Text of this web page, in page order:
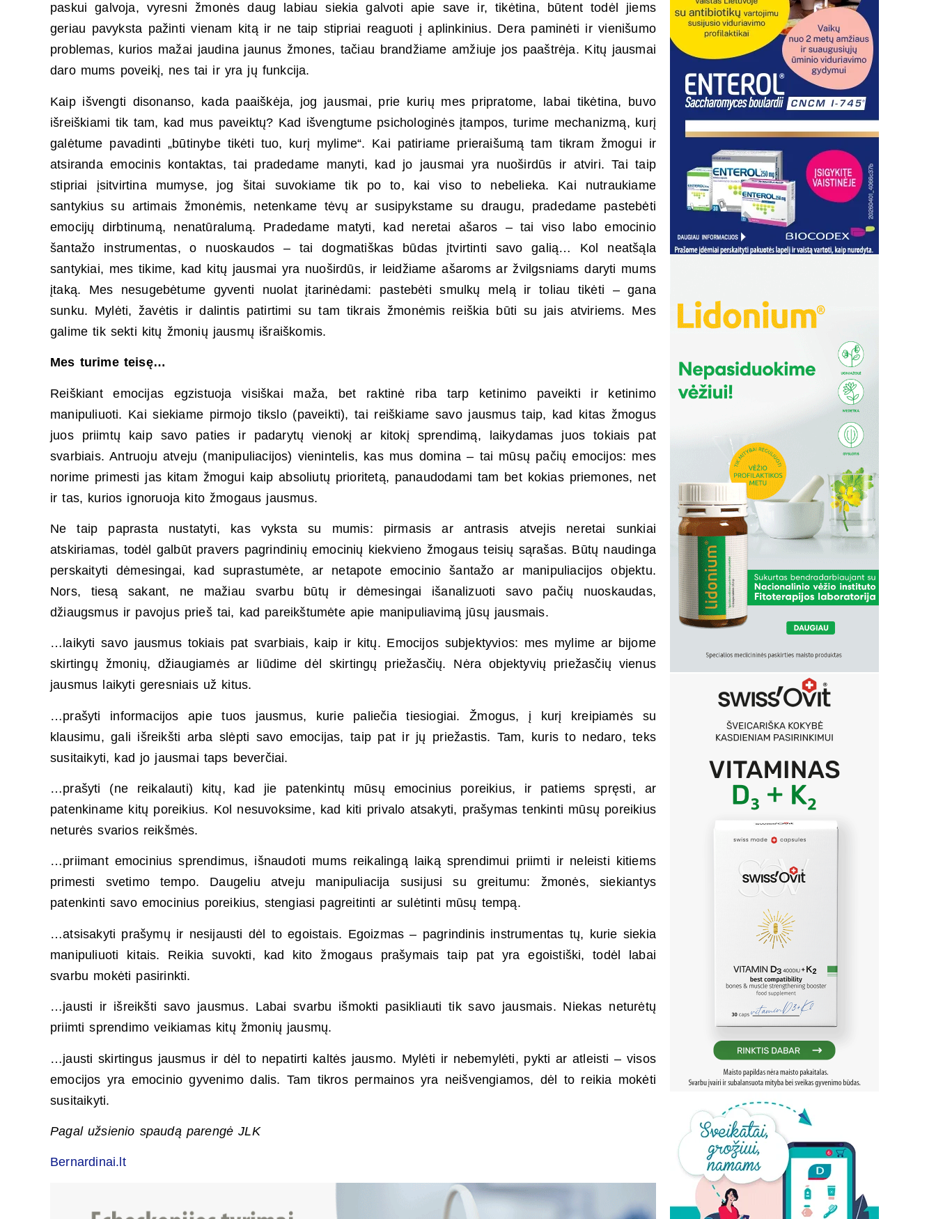
paskui galvoja, vyresni žmonės daug labiau siekia galvoti apie save ir, tikėtina, būtent todėl jiems
geriau pavyksta pažinti vienam kitą ir ne taip stipriai reaguoti į aplinkinius. Dera paminėti ir vienišumo
problemas, kurios mažai jaudina jaunus žmones, tačiau brandžiame amžiuje jos paaštrėja. Kitų jausmai
daro mums poveikį, nes tai ir yra jų funkcija.
Kaip išvengti disonanso, kada paaiškėja, jog jausmai, prie kurių mes pripratome, labai tikėtina, buvo
išreiškiami tik tam, kad mus paveiktų? Kad išvengtume psichologinės įtampos, turime mechanizmą, kurį
galėtume pavadinti „būtinybe tikėti tuo, kurį mylime“. Kai patiriame prieraišumą tam tikram žmogui ir
atsiranda emocinis kontaktas, tai pradedame manyti, kad jo jausmai yra nuoširdūs ir atviri. Tai taip
stipriai įsitvirtina mumyse, jog šitai suvokiame tik po to, kai viso to nebelieka. Kai nutraukiame
santykius su artimais žmonėmis, netenkame tėvų ar susipykstame su draugu, pradedame pastebėti
emocijų dirbtinumą, nenatūralumą. Pradedame matyti, kad neretai ašaros – tai viso labo emocinio
šantažo instrumentas, o nuoskaudos – tai dogmatiškas būdas įtvirtinti savo galią… Kol neatšąla
santykiai, mes tikime, kad kitų jausmai yra nuoširdūs, ir leidžiame ašaroms ar žvilgsniams daryti mums
įtaką. Mes nesugebėtume gyventi nuolat įtarinėdami: pastebėti smulkų melą ir toliau tikėti – gana
sunku. Mylėti, žavėtis ir dalintis patirtimi su tam tikrais žmonėmis reiškia būti su jais atviriems. Mes
galime tik sekti kitų žmonių jausmų išraiškomis.
Mes turime teisę…
Reiškiant emocijas egzistuoja visiškai maža, bet raktinė riba tarp ketinimo paveikti ir ketinimo
manipuliuoti. Kai siekiame pirmojo tikslo (paveikti), tai reiškiame savo jausmus taip, kad kitas žmogus
juos priimtų kaip savo paties ir padarytų vienokį ar kitokį sprendimą, laikydamas juos tokiais pat
svarbiais. Antruoju atveju (manipuliacijos) vienintelis, kas mus domina – tai mūsų pačių emocijos: mes
norime primesti jas kitam žmogui kaip absoliutų prioritetą, panaudodami tam bet kokias priemones, net
ir tas, kurios ignoruoja kito žmogaus jausmus.
Ne taip paprasta nustatyti, kas vyksta su mumis: pirmasis ar antrasis atvejis neretai sunkiai
atskiriamas, todėl galbūt pravers pagrindinių emocinių kiekvieno žmogaus teisių sąrašas. Būtų naudinga
perskaityti dėmesingai, kad suprastumėte, ar netapote emocinio šantažo ar manipuliacijos objektu.
Nors, tiesą sakant, ne mažiau svarbu būtų ir dėmesingai išanalizuoti savo pačių nuoskaudas,
džiaugsmus ir pavojus prieš tai, kad pareikštumėte apie manipuliavimą jūsų jausmais.
…laikyti savo jausmus tokiais pat svarbiais, kaip ir kitų. Emocijos subjektyvios: mes mylime ar bijome
skirtingų žmonių, džiaugiamės ar liūdime dėl skirtingų priežasčių. Nėra objektyvių priežasčių vienus
jausmus laikyti geresniais už kitus.
…prašyti informacijos apie tuos jausmus, kurie paliečia tiesiogiai. Žmogus, į kurį kreipiamės su
klausimu, gali išreikšti arba slėpti savo emocijas, taip pat ir jų priežastis. Tam, kuris to nedaro, teks
susitaikyti, kad jo jausmai taps beverčiai.
…prašyti (ne reikalauti) kitų, kad jie patenkintų mūsų emocinius poreikius, ir patiems spręsti, ar
patenkiname kitų poreikius. Kol nesuvoksime, kad kiti privalo atsakyti, prašymas tenkinti mūsų poreikius
neturės svarios reikšmės.
…priimant emocinius sprendimus, išnaudoti mums reikalingą laiką sprendimui priimti ir neleisti kitiems
primesti svetimo tempo. Daugeliu atveju manipuliacija susijusi su greitumu: žmonės, siekiantys
patenkinti savo emocinius poreikius, stengiasi pagreitinti ar sulėtinti mūsų tempą.
…atsisakyti prašymų ir nesijausti dėl to egoistais. Egoizmas – pagrindinis instrumentas tų, kurie siekia
manipuliuoti kitais. Reikia suvokti, kad kito žmogaus prašymais taip pat yra egoistiški, todėl labai
svarbu mokėti pasirinkti.
…jausti ir išreikšti savo jausmus. Labai svarbu išmokti pasikliauti tik savo jausmais. Niekas neturėtų
priimti sprendimo veikiamas kitų žmonių jausmų.
…jausti skirtingus jausmus ir dėl to nepatirti kaltės jausmo. Mylėti ir nebemylėti, pykti ar atleisti – visos
emocijos yra emocinio gyvenimo dalis. Tam tikros permainos yra neišvengiamos, dėl to reikia mokėti
susitaikyti.
Pagal užsienio spaudą parengė JLK
Bernardinai.lt